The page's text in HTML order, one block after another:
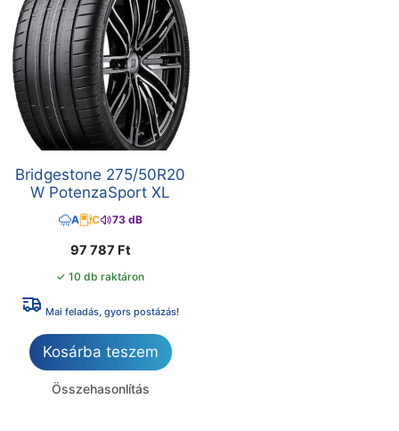
Bridgestone 275/50R20
W PotenzaSport XL
A C 73 dB
97 787 Ft
✓ 10 db raktáron
Mai feladás, gyors postázás!
Kosárba teszem
Összehasonlítás